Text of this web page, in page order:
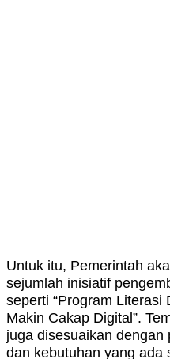
Untuk itu, Pemerintah
sejumlah inisiatif
seperti “Program
Makin Cakap Digital”.
juga disesuaikan dengan
dan kebutuhan yang ada